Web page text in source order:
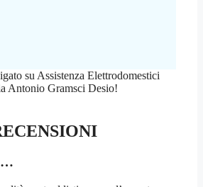
su Assistenza Elettrodomestici
Antonio Gramsci Desio!